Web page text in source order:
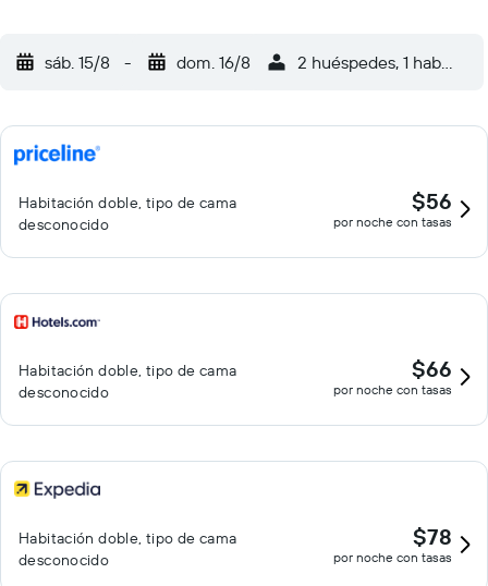
sáb. 15/8 - dom. 16/8 2 huéspedes, 1
Habitación doble, tipo de cama
desconocido
$56
por noche con tasas
Habitación doble, tipo de cama
desconocido
$66
por noche con tasas
Habitación doble, tipo de cama
desconocido
$78
por noche con tasas